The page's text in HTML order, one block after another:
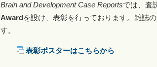
Brain and Development Case Reportsでは、査
Awardを設け、表彰を行っております。雑誌
す。
表彰ポスターはこちらから